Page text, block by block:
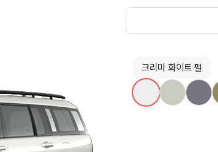
크리미 화이트 펄